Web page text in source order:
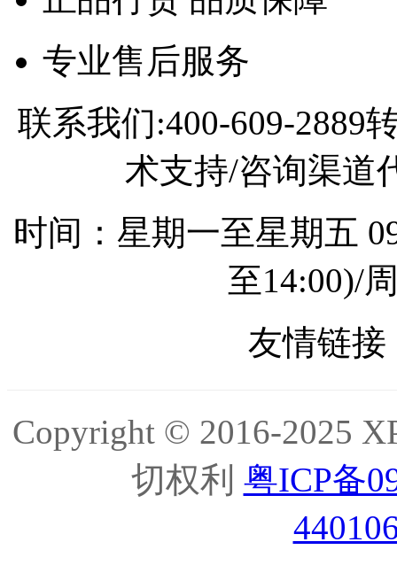
专业售后服务
联系我们:400-609-2889
术支持/咨询渠道
时间：星期一至星期五
至14:00)/
友情链
Copyright © 2016-2025
切权利 粤ICP备